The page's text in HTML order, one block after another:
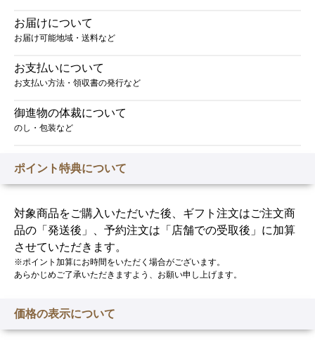
お届けについて
お届け可能地域・送料など
お支払いについて
お支払い方法・領収書の発行など
御進物の体裁について
のし・包装など
ポイント特典について
対象商品をご購入いただいた後、ギフト注文はご注文商
品の「発送後」、予約注文は「店舗での受取後」に加算
させていただきます。
※ポイント加算にお時間をいただく場合がございます。
あらかじめご了承いただきますよう、お願い申し上げます。
価格の表示について